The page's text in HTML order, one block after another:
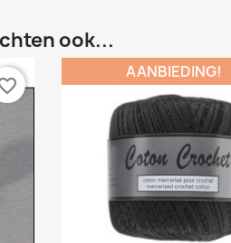
ook...
AANBIEDING!